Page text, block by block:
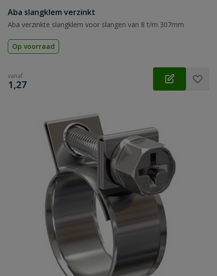
Aba slangklem verzinkt
Aba verzinkte slangklem voor slangen van 8 t/m 307mm
Op voorraad
vanaf
€
1,27